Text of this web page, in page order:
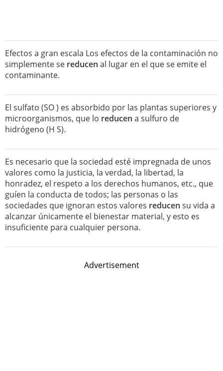
Efectos a gran escala Los efectos de la contaminación no
simplemente se reducen al lugar en el que se emite el
contaminante.
El sulfato (SO ) es absorbido por las plantas superiores y
microorganismos, que lo reducen a sulfuro de
hidrógeno (H S).
Es necesario que la sociedad esté impregnada de unos
valores como la justicia, la verdad, la libertad, la
honradez, el respeto a los derechos humanos, etc., que
guíen la conducta de todos; las personas o las
sociedades que ignoran estos valores reducen su vida a
alcanzar únicamente el bienestar material, y esto es
insuficiente para cualquier persona.
Advertisement